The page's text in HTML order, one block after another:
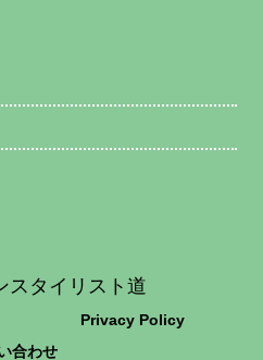
スタイリスト道
Privacy Policy
合わせ